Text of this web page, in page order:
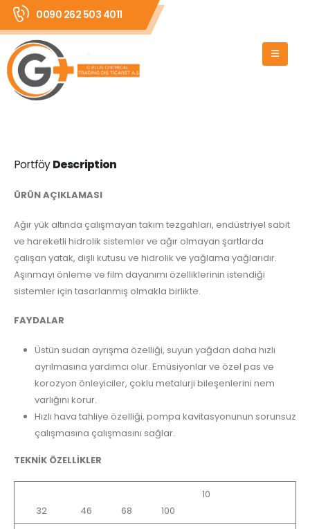
0090 262 503 4011
PortföyDescription
ÜRÜN AÇIKLAMASI
Ağır yük altında çalışmayan takım tezgahları, endüstriyel sabit
ve hareketli hidrolik sistemler ve ağır olmayan şartlarda
çalışan yatak, dişli kutusu ve hidrolik ve yağlama yağlarıdır.
Aşınmayı önleme ve film dayanımı özelliklerinin istendiği
sistemler için tasarlanmış olmakla birlikte.
FAYDALAR
Üstün sudan ayrışma özelliği, suyun yağdan daha hızlı
ayrılmasına yardımcı olur. Emüsiyonlar ve özel pas ve
korozyon önleyiciler, çoklu metalurji bileşenlerini nem
varlığını korur.
Hızlı hava tahliye özelliği, pompa kavitasyonunun sorunsuz
çalışmasına çalışmasını sağlar.
TEKNİK ÖZELLİKLER
10
32 46 68 100